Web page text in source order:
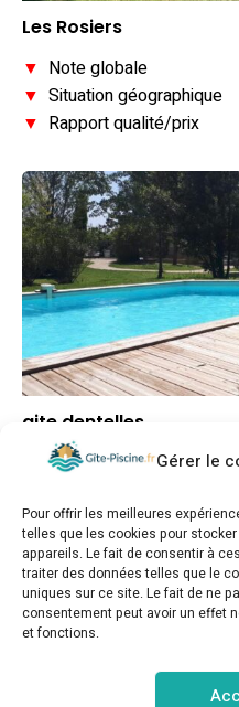
Gérer le
Pour offrir les meilleures
telles que les cookies pour
appareils. Le fait de consentir à
traiter des données telles que le
uniques sur ce site. Le fait de ne
consentement peut avoir un effet
et fonctions.
Les Rosiers
▼ Note globale
▼ Situation géographique
▼ Rapport qualité/prix
gite dentelles
Note globale
▼Rapport qualité/prix
gite-piscine.fr ©